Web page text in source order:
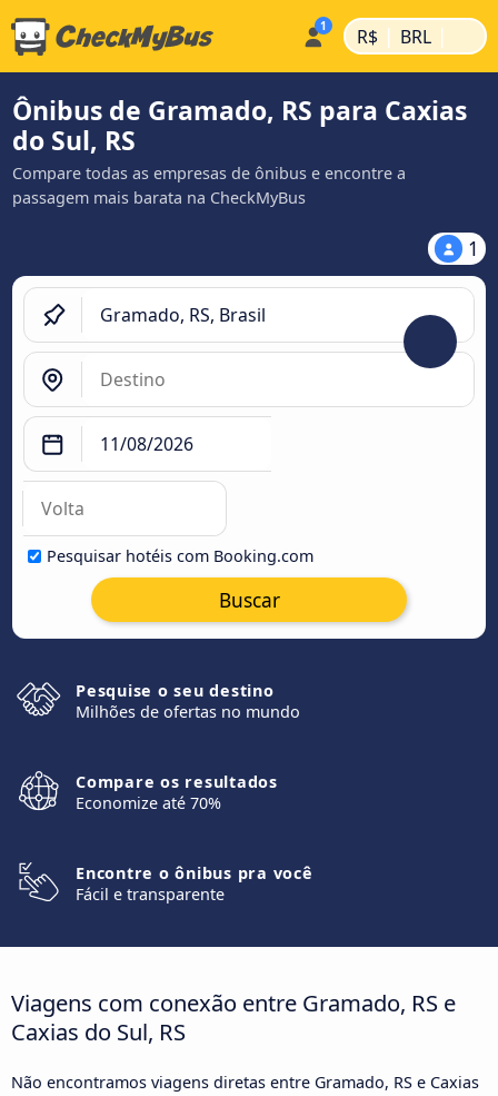
R$ | BRL |
Ônibus de Gramado, RS para Caxias
do Sul, RS
Compare todas as empresas de ônibus e encontre a
passagem mais barata na CheckMyBus
1
Pesquisar hotéis com Booking.com
Buscar
Pesquise o seu destino
Milhões de ofertas no mundo
Compare os resultados
Economize até 70%
Encontre o ônibus pra você
Fácil e transparente
Viagens com conexão entre Gramado, RS e
Caxias do Sul, RS
Não encontramos viagens diretas entre Gramado, RS e Caxias